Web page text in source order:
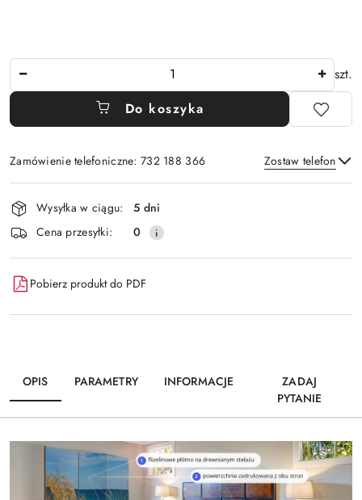
szt.
Do koszyka
Zamówienie telefoniczne: 732 188 366 Zostaw telefon
Wyślij
Dostępność
i
dostawa
Wysyłka w ciągu:
5 dni
Cena przesyłki:
0
Pobierz produkt do PDF
OPIS PARAMETRY INFORMACJE
ZADAJ
PYTANIE